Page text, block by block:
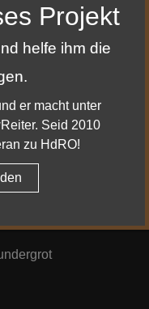
Sag meinen
Ende der
Projekt
helfe ihm die
er macht unter
Seid 2010
zu HdRO!